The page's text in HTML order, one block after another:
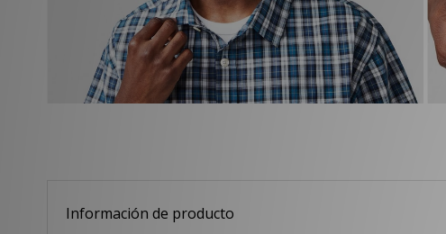
Información de producto